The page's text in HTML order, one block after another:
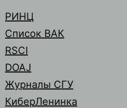
РИНЦ
Список ВАК
RSCI
DOAJ
Журналы СГУ
КиберЛенинка